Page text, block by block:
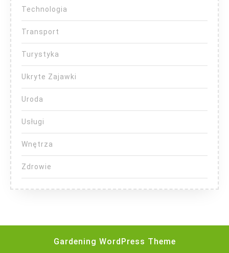
Technologia
Transport
Turystyka
Ukryte Zajawki
Uroda
Usługi
Wnętrza
Zdrowie
Gardening WordPress Theme